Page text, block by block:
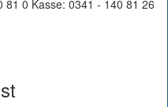
81 0 Kasse: 0341 - 140 81 26